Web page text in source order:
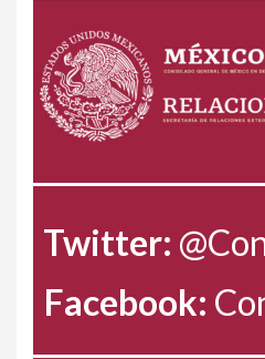
Twitter:
Facebook: